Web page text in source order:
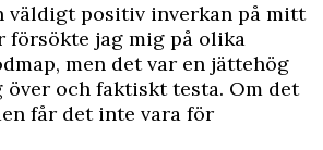
väldigt positiv inverkan på mitt
försökte jag mig på olika
men det var en jättehög
och faktiskt testa. Om det
får det inte vara för